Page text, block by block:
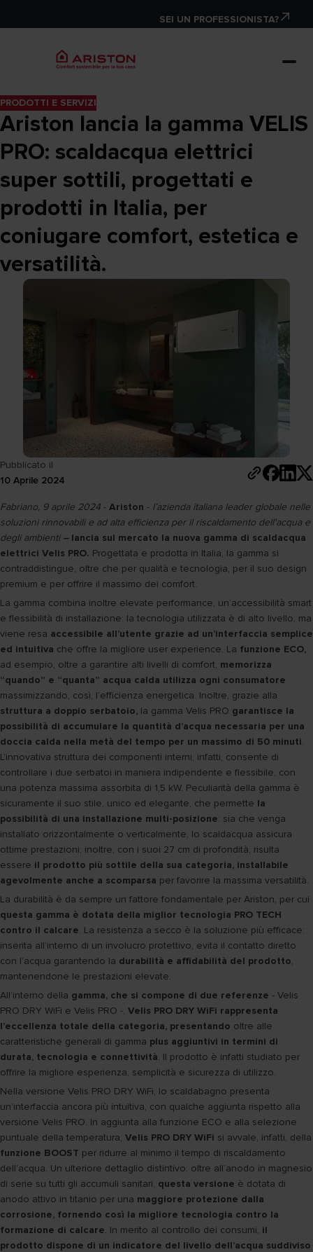
SEI UN PROFESSIONISTA?
PRODOTTI E SERVIZI
Ariston lancia la gamma VELIS
PRO: scaldacqua elettrici
super sottili, progettati e
prodotti in Italia, per
coniugare comfort, estetica e
versatilità.
Pubblicato il
10 Aprile 2024
Fabriano, 9 aprile 2024 - Ariston - l’azienda italiana leader globale nelle
soluzioni rinnovabili e ad alta efficienza per il riscaldamento dell'acqua e
degli ambienti –lancia sul mercato la nuova gamma di scaldacqua
elettrici Velis PRO. Progettata e prodotta in Italia, la gamma si
contraddistingue, oltre che per qualità e tecnologia, per il suo design
premium e per offrire il massimo dei comfort.
La gamma combina inoltre elevate performance, un’accessibilità smart
e flessibilità di installazione: la tecnologia utilizzata è di alto livello, ma
viene resa accessibile all’utente grazie ad un’interfaccia semplice
ed intuitiva che offre la migliore user experience. La funzione ECO,
ad esempio, oltre a garantire alti livelli di comfort, memorizza
“quando” e “quanta” acqua calda utilizza ogni consumatore
massimizzando, così, l’efficienza energetica. Inoltre, grazie alla
struttura a doppio serbatoio, la gamma Velis PRO garantisce la
possibilità di accumulare la quantità d’acqua necessaria per una
doccia calda nella metà del tempo per un massimo di 50 minuti.
L’innovativa struttura dei componenti interni, infatti, consente di
controllare i due serbatoi in maniera indipendente e flessibile, con
una potenza massima assorbita di 1,5 kW. Peculiarità della gamma è
sicuramente il suo stile, unico ed elegante, che permette la
possibilità di una installazione multi-posizione: sia che venga
installato orizzontalmente o verticalmente, lo scaldacqua assicura
ottime prestazioni; inoltre, con i suoi 27 cm di profondità, risulta
essere il prodotto più sottile della sua categoria, installabile
agevolmente anche a scomparsa per favorire la massima versatilità.
La durabilità è da sempre un fattore fondamentale per Ariston, per cui
questa gamma è dotata della miglior tecnologia PRO TECH
contro il calcare. La resistenza a secco è la soluzione più efficace:
inserita all’interno di un involucro protettivo, evita il contatto diretto
con l’acqua garantendo la durabilità e affidabilità del prodotto,
mantenendone le prestazioni elevate.
All’interno della gamma, che si compone di due referenze - Velis
PRO DRY WiFi e Velis PRO -, Velis PRO DRY WiFi rappresenta
l’eccellenza totale della categoria, presentando oltre alle
caratteristiche generali di gamma plus aggiuntivi in termini di
durata, tecnologia e connettività. Il prodotto è infatti studiato per
offrire la migliore esperienza, semplicità e sicurezza di utilizzo.
Nella versione Velis PRO DRY WiFi, lo scaldabagno presenta
un’interfaccia ancora più intuitiva, con qualche aggiunta rispetto alla
versione Velis PRO. In aggiunta alla funzione ECO e alla selezione
puntuale della temperatura, Velis PRO DRY WiFi si avvale, infatti, della
funzione BOOST per ridurre al minimo il tempo di riscaldamento
dell’acqua. Un ulteriore dettaglio distintivo: oltre all’anodo in magnesio
di serie su tutti gli accumuli sanitari, questa versione è dotata di
anodo attivo in titanio per una maggiore protezione dalla
corrosione, fornendo così la migliore tecnologia contro la
formazione di calcare. In merito al controllo dei consumi, il
prodotto dispone di un indicatore del livello dell’acqua suddiviso